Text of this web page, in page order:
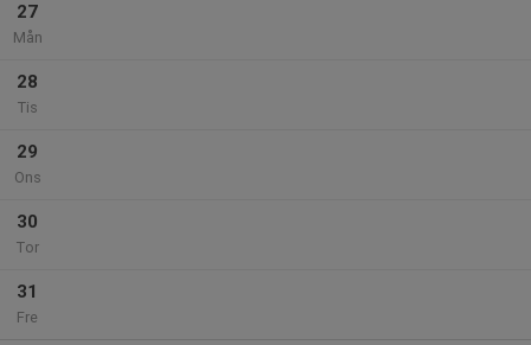
27
Mån
28
Tis
29
Ons
30
Tor
31
Fre